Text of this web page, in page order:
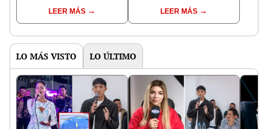
Enanitos Verdes?
LEER MÁS
nivel nacional?
LEER MÁS
LO MÁS VISTO LO ÚLTIMO